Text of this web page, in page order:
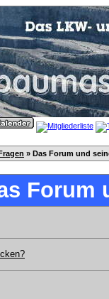
» Das Forum und
Forum